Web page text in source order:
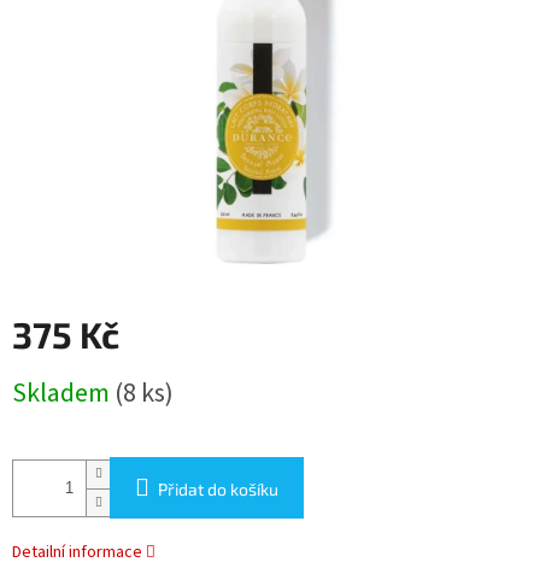
375 Kč
cena:
Skladem (8 ks)
Přidat do košíku
Detailní informace